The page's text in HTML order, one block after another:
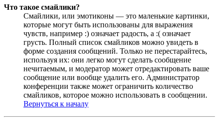
Что такое смайлики?
Смайлики, или эмотиконы — это маленькие картинки,
которые могут быть использованы для выражения
чувств, например :) означает радость, а :( означает
грусть. Полный список смайликов можно увидеть в
форме создания сообщений. Только не перестарайтесь,
используя их: они легко могут сделать сообщение
нечитаемым, и модератор может отредактировать ваше
сообщение или вообще удалить его. Администратор
конференции также может ограничить количество
смайликов, которое можно использовать в сообщении.
Вернуться к началу